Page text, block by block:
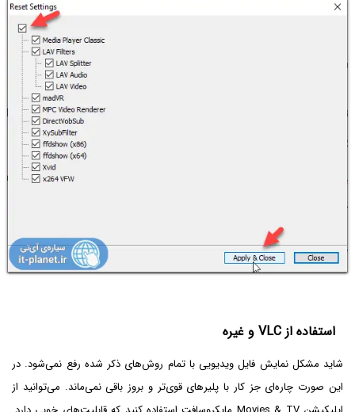
استفاده از VLC و غیره
شاید مشکل نمایش فایل ویدیویی با تمام روش‌های ذکر شده رفع نمی‌شود. در
این صورت چاره‌ای جز کار با پلیرهای قوی‌تر و بروز باقی نمی‌ماند. می‌توانید از